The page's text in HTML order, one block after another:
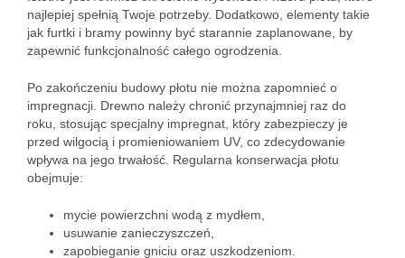
najlepiej spełnią Twoje potrzeby. Dodatkowo, elementy takie
jak furtki i bramy powinny być starannie zaplanowane, by
zapewnić funkcjonalność całego ogrodzenia.
Po zakończeniu budowy płotu nie można zapomnieć o
impregnacji. Drewno należy chronić przynajmniej raz do
roku, stosując specjalny impregnat, który zabezpieczy je
przed wilgocią i promieniowaniem UV, co zdecydowanie
wpływa na jego trwałość. Regularna konserwacja płotu
obejmuje:
mycie powierzchni wodą z mydłem,
usuwanie zanieczyszczeń,
zapobieganie gniciu oraz uszkodzeniom.